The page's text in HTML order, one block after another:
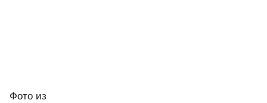
Фото из